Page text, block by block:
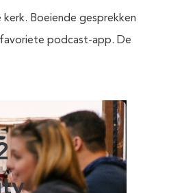
Boeiende gesprekken
podcast-app. De